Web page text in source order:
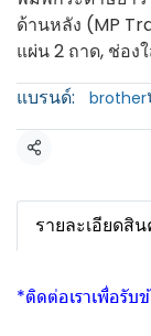
ด้านหลัง (MP
แผ่น 2 ถาด, ช่อง
แบรนด์:
brother
แชร์
รายละเอียดสิ
*ติดต่อเราเพื่อรับ